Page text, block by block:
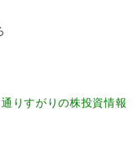
りすがりの株投資情報